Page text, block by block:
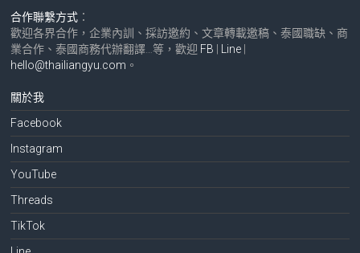
合作聯繫方式 ：
歡迎各界合作，企業內訓、採訪邀約、文章轉載邀稿、泰國職缺、商
業合作、泰國商務代辦翻譯…等，歡迎 FB Line
hello@thailiangyu.com 。
關於我
Facebook
Instagram
YouTube
Threads
TikTok